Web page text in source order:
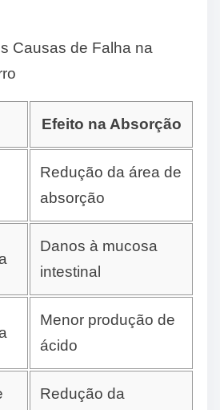
Causas de Falha na
Efeito na Absorção
Redução da área de
absorção
Danos à mucosa
intestinal
Menor produção de
ácido
Redução da